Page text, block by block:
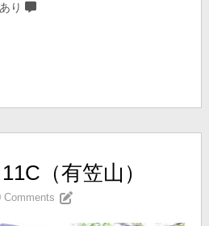
り
（有笠山）
Comments